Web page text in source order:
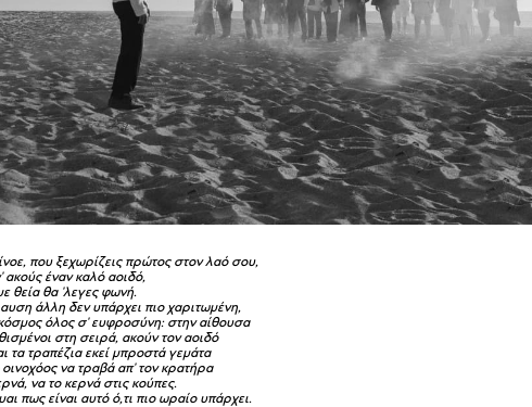
που ξεχωρίζεις πρώτος στον λαό σου,
έναν καλό αοιδό,
θεία θα 'λεγες φωνή.
άλλη δεν υπάρχει πιο χαριτωμένη,
όλος σ' ευφροσύνη: στην αίθουσα
στη σειρά, ακούν τον αοιδό
τα τραπέζια εκεί μπροστά γεμάτα
οινοχόος να τραβά απ' τον κρατήρα
να το κερνά στις κούπες.
πως είναι αυτό ό,τι πιο ωραίο υπάρχει.